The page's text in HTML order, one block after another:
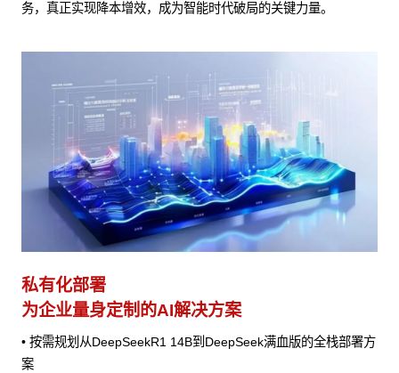
务，真正实现降本增效，成为智能时代破局的关键力量。
私有化部署
为企业量身定制的AI解决方案
• 按需规划从DeepSeekR1 14B到DeepSeek满血版的全栈部署方
案